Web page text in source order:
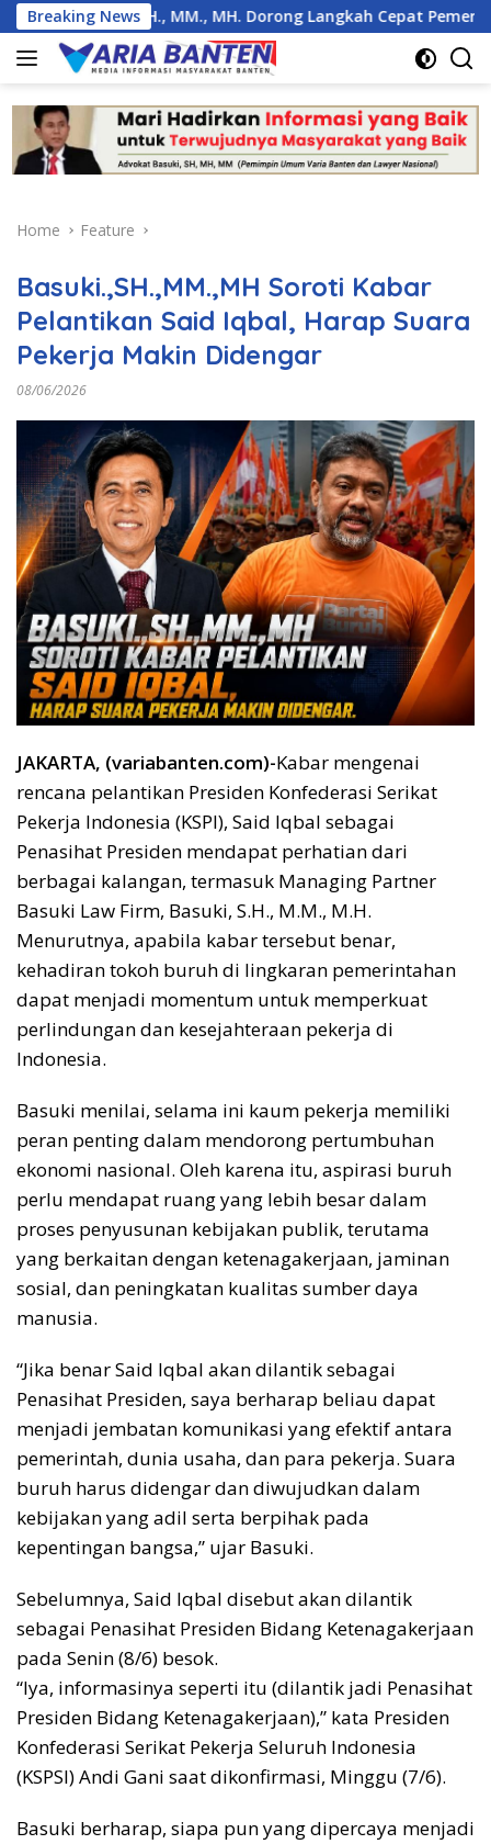
Skip
to
content
Breaking News
SH., MM., MH. Dorong Langkah Cepat Pemerintah
Home Feature
Basuki.,SH.,MM.,MH Soroti Kabar
Pelantikan Said Iqbal, Harap Suara
Pekerja Makin Didengar
08/06/2026
JAKARTA, (variabanten.com)-Kabar mengenai
rencana pelantikan Presiden Konfederasi Serikat
Pekerja Indonesia (KSPI), Said Iqbal sebagai
Penasihat Presiden mendapat perhatian dari
berbagai kalangan, termasuk Managing Partner
Basuki Law Firm, Basuki, S.H., M.M., M.H.
Menurutnya, apabila kabar tersebut benar,
kehadiran tokoh buruh di lingkaran pemerintahan
dapat menjadi momentum untuk memperkuat
perlindungan dan kesejahteraan pekerja di
Indonesia.
Basuki menilai, selama ini kaum pekerja memiliki
peran penting dalam mendorong pertumbuhan
ekonomi nasional. Oleh karena itu, aspirasi buruh
perlu mendapat ruang yang lebih besar dalam
proses penyusunan kebijakan publik, terutama
yang berkaitan dengan ketenagakerjaan, jaminan
sosial, dan peningkatan kualitas sumber daya
manusia.
“Jika benar Said Iqbal akan dilantik sebagai
Penasihat Presiden, saya berharap beliau dapat
menjadi jembatan komunikasi yang efektif antara
pemerintah, dunia usaha, dan para pekerja. Suara
buruh harus didengar dan diwujudkan dalam
kebijakan yang adil serta berpihak pada
kepentingan bangsa,” ujar Basuki.
Sebelumnya, Said Iqbal disebut akan dilantik
sebagai Penasihat Presiden Bidang Ketenagakerjaan
pada Senin (8/6) besok.
“Iya, informasinya seperti itu (dilantik jadi Penasihat
Presiden Bidang Ketenagakerjaan),” kata Presiden
Konfederasi Serikat Pekerja Seluruh Indonesia
(KSPSI) Andi Gani saat dikonfirmasi, Minggu (7/6).
Basuki berharap, siapa pun yang dipercaya menjadi